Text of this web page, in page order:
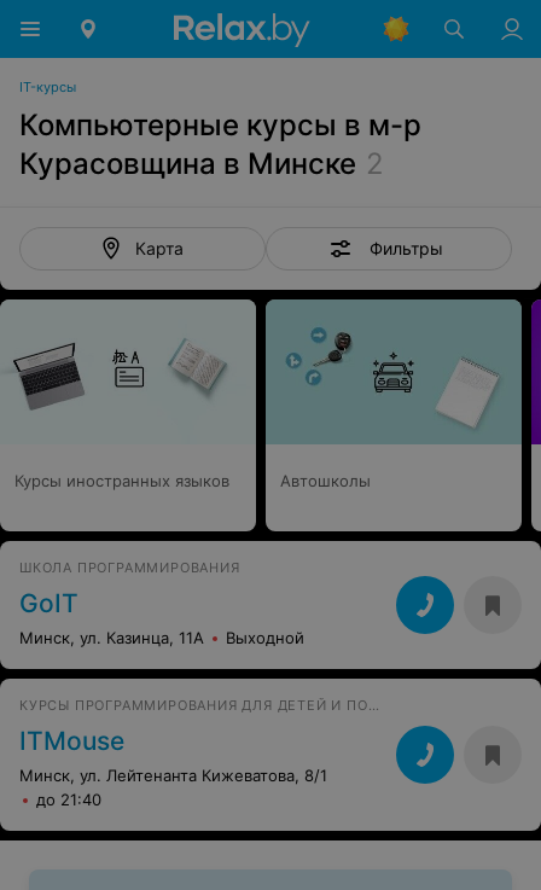
IT-курсы
Компьютерные курсы в м-р
Курасовщина в Минске 2
Карта Фильтры
Курсы иностранных языков Автошколы
ШКОЛА ПРОГРАММИРОВАНИЯ
GoIT
Минск, ул. Казинца, 11А Выходной
КУРСЫ ПРОГРАММИРОВАНИЯ ДЛЯ ДЕТЕЙ И ПОДРОСТКОВ
ITMouse
Минск, ул. Лейтенанта Кижеватова, 8/1
до 21:40